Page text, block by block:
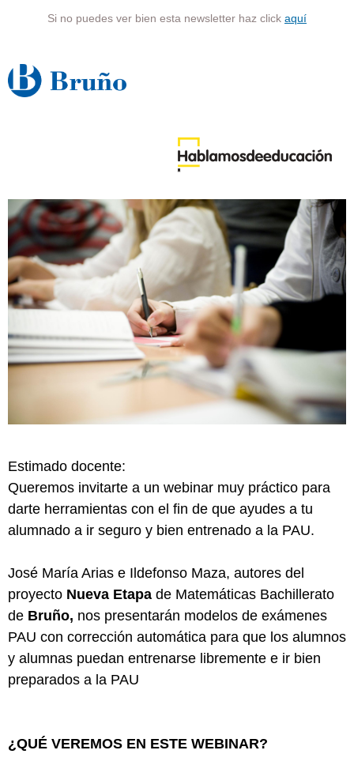
Si no puedes ver bien esta newsletter haz click aquí
Estimado docente:
Queremos invitarte a un webinar muy práctico para
darte herramientas con el fin de que ayudes a tu
alumnado a ir seguro y bien entrenado a la PAU.
José María Arias e Ildefonso Maza, autores del
proyecto Nueva Etapa de Matemáticas Bachillerato
de Bruño, nos presentarán modelos de exámenes
PAU con corrección automática para que los alumnos
y alumnas puedan entrenarse libremente e ir bien
preparados a la PAU
¿QUÉ VEREMOS EN ESTE WEBINAR?